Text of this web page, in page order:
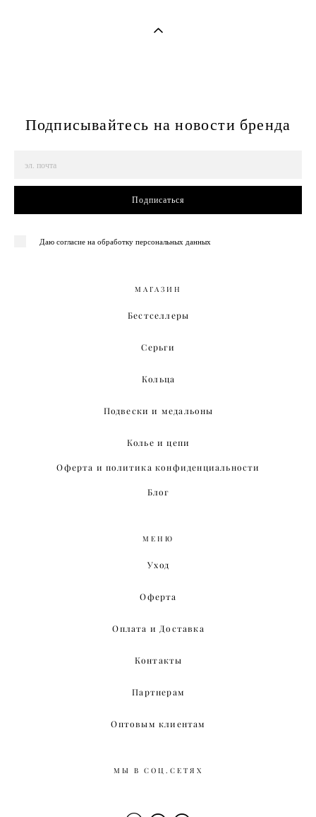
Подписывайтесь на новости бренда
Подписаться
Даю согласие на обработку персональных данных
МАГАЗИН
Бестселлеры
Серьги
Кольца
Подвески и медальоны
Колье и цепи
Оферта и политика конфиденциальности
Блог
МЕНЮ
Уход
Оферта
Оплата и Доставка
Контакты
Партнерам
Оптовым клиентам
МЫ В СОЦ.СЕТЯХ